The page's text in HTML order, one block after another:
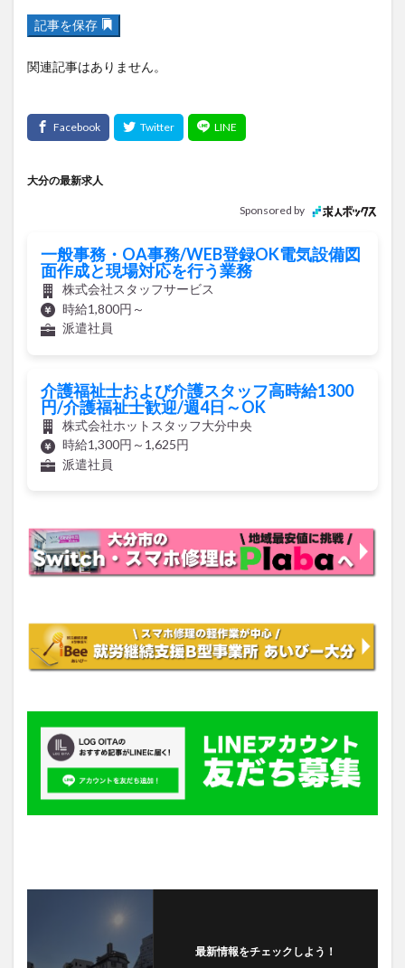
記事を保存
関連記事はありません。
大分の最新求人
Sponsored by
一般事務・OA事務/WEB登録OK電気設備図
面作成と現場対応を行う業務
株式会社スタッフサービス
時給1,800円～
派遣社員
介護福祉士および介護スタッフ高時給1300
円/介護福祉士歓迎/週4日～OK
株式会社ホットスタッフ大分中央
時給1,300円～1,625円
派遣社員
最新情報をチェックしよう！